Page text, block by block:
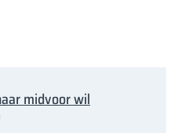
midvoor wil